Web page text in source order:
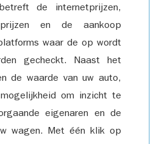
de internetprijzen,
prijzen en de aankoop
waar de op wordt
gecheckt. Naast het
de waarde van uw auto,
om inzicht te
eigenaren en de
wagen. Met één klik op